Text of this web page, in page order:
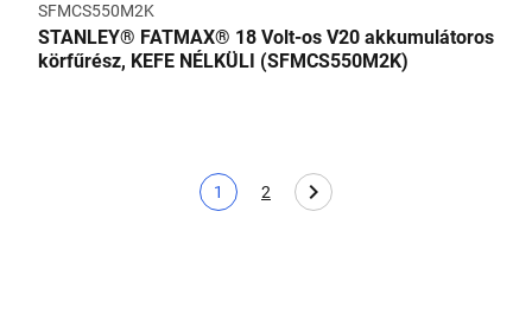
SFMCS550M2K
STANLEY® FATMAX® 18 Volt-os V20 akkumulátoros
körfűrész, KEFE NÉLKÜLI (SFMCS550M2K)
Aktuális oldal
1
Page
2